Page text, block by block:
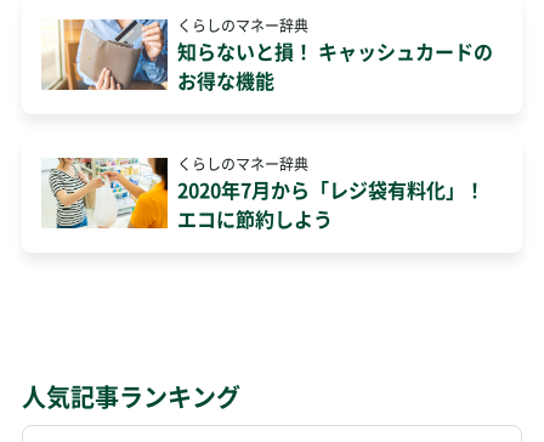
くらしのマネー辞典
知らないと損！ キャッシュカードの
お得な機能
くらしのマネー辞典
2020年7月から「レジ袋有料化」！
エコに節約しよう
人気記事ランキング